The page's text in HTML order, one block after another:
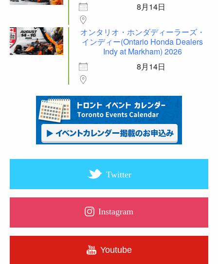
8月14日
オンタリオ・ホンダディーラーズ・
インディー(Ontario Honda Dealers
Indy at Markham) 2026
8月14日
Twitter
Instagram
Youtube